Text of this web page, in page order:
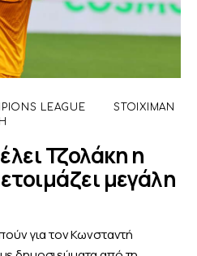
LEAGUE
STOIXIMAN
Τζολάκη η
μεγάλη
για τον Κωνσταντή